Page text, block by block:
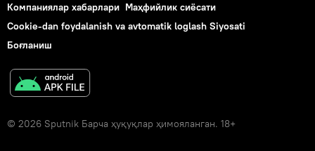
Компаниялар хабарлари Маҳфийлик сиёсати
Cookie-dan foydalanish va avtomatik loglash Siyosati
Боғланиш
© 2026 Sputnik Барча ҳуқуқлар ҳимояланган. 18+